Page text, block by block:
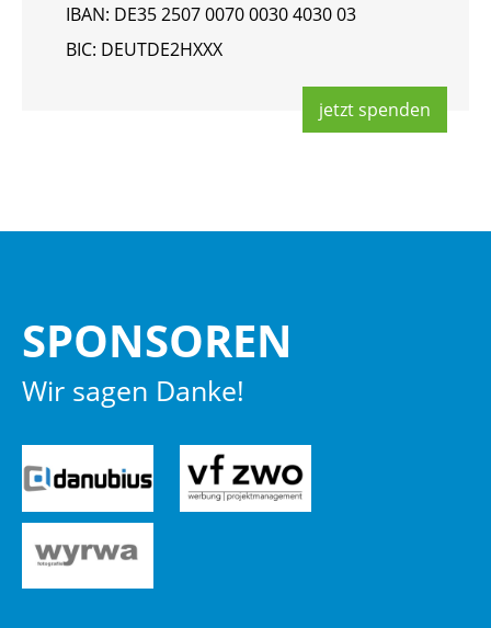
IBAN: DE35 2507 0070 0030 4030 03
BIC: DEUT­DE2HXXX
jetzt spen­den
SPON­SO­REN
Wir sagen Danke!